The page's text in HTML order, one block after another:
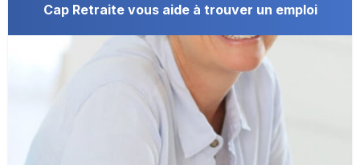
Cap Retraite vous aide à trouver un emploi